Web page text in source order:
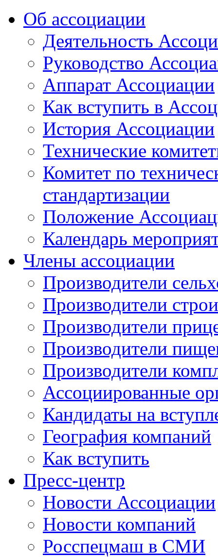
Об ассоциации
Деятельность
Руководство
Аппарат Ассоциации
Как вступить в
История Ассоциации
Технические
Комитет по
стандартизации
Положение
Календарь
Члены ассоциации
Производители
Производители
Производители
Производители
Производители
Ассоциированные
Кандидаты на
География компаний
Как вступить
Пресс-центр
Новости Ассоциации
Новости компаний
Росспецмаш в СМИ